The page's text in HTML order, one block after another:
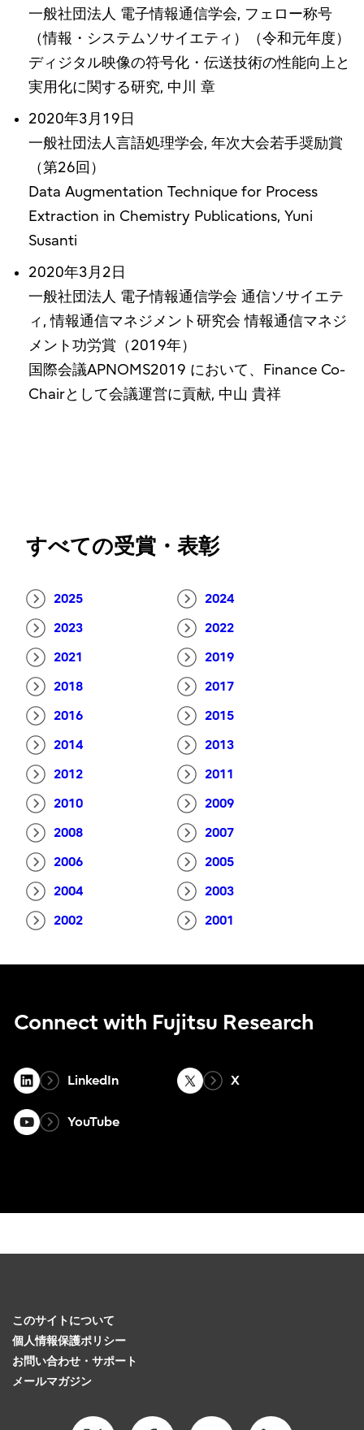
一般社団法人 電子情報通信学会, フェロー称号
（情報・システムソサイエティ）（令和元年度）
ディジタル映像の符号化・伝送技術の性能向上と
実用化に関する研究, 中川 章
2020年3月19日
一般社団法人言語処理学会, 年次大会若手奨励賞
（第26回）
Data Augmentation Technique for Process
Extraction in Chemistry Publications, Yuni
Susanti
2020年3月2日
一般社団法人 電子情報通信学会 通信ソサイエテ
ィ, 情報通信マネジメント研究会 情報通信マネジ
メント功労賞（2019年）
国際会議APNOMS2019 において、Finance Co-
Chairとして会議運営に貢献, 中山 貴祥
すべての受賞・表彰
2025
2024
2023
2022
2021
2019
2018
2017
2016
2015
2014
2013
2012
2011
2010
2009
2008
2007
2006
2005
2004
2003
2002
2001
Connect with Fujitsu Research
LinkedIn X
YouTube
このサイトについて
個人情報保護ポリシー
お問い合わせ・サポート
メールマガジン